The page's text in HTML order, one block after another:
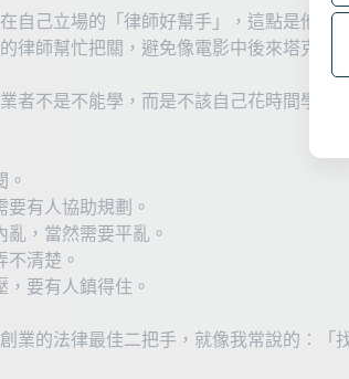
自己立場的「律師好幫手」，這點是他直
律師幫忙把關，避免像電影中後來塔克改
者不是不能學，而是不該自己花時間學，
。
要有人協助規劃。
，當然需要平亂。
不清楚。
，要有人鎮得住。
業的法律最佳二把手，就像我常說的：「
t